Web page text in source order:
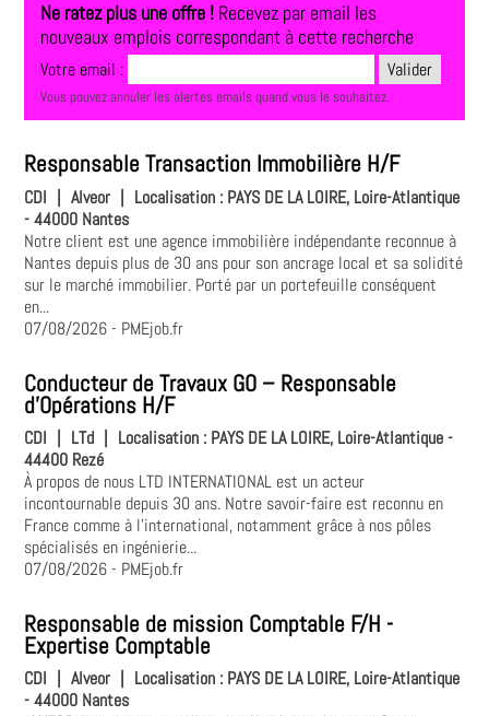
Ne ratez plus une offre ! Recevez par email les
nouveaux emplois correspondant à cette recherche
Votre email :
Vous pouvez annuler les alertes emails quand vous le souhaitez.
Responsable Transaction Immobilière H/F
CDI | Alveor | Localisation : PAYS DE LA LOIRE, Loire-Atlantique
- 44000 Nantes
Notre client est une agence immobilière indépendante reconnue à
Nantes depuis plus de 30 ans pour son ancrage local et sa solidité
sur le marché immobilier. Porté par un portefeuille conséquent
en...
07/08/2026- PMEjob.fr
Conducteur de Travaux GO – Responsable
d'Opérations H/F
CDI LTd Localisation : PAYS DE LA LOIRE, Loire-Atlantique -
44400 Rezé
À propos de nous LTD INTERNATIONAL est un acteur
incontournable depuis 30 ans. Notre savoir-faire est reconnu en
France comme à l'international, notamment grâce à nos pôles
spécialisés en ingénierie...
07/08/2026- PMEjob.fr
Responsable de mission Comptable F/H -
Expertise Comptable
CDI Alveor Localisation : PAYS DE LA LOIRE, Loire-Atlantique
- 44000 Nantes